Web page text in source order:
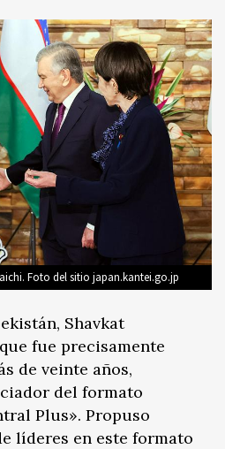
Foto del sitio japan.kantei.go.jp
Shavkat
fue precisamente
de veinte años,
del formato
Plus». Propuso
líderes en este formato